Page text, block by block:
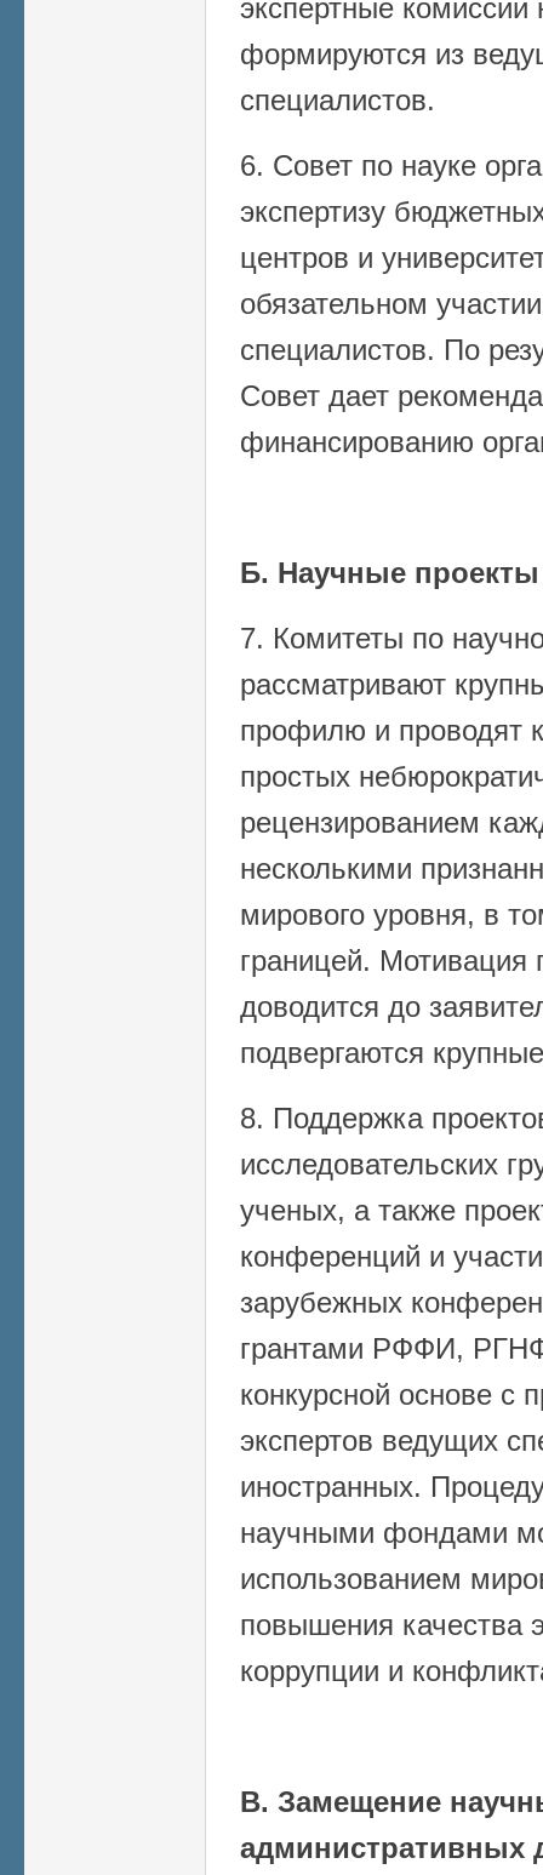
экспертные комиссии
формируются из
специалистов.
6. Совет по науке
экспертизу
центров и
обязательном
специалистов. По
Совет дает
финансированию
Б. Научные проекты
7. Комитеты по
рассматривают
профилю и проводят
простых
рецензированием
несколькими
мирового уровня, в
границей.
доводится до
подвергаются
8. Поддержка
исследовательских
ученых, а также
конференций и
зарубежных
грантами РФФИ,
конкурсной основе с
экспертов ведущих
иностранных.
научными фондами
использованием
повышения качества
коррупции и
В. Замещение
административных